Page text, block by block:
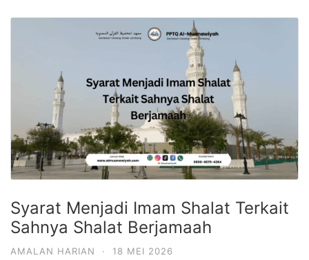
Syarat Menjadi Imam Shalat Terkait
Sahnya Shalat Berjamaah
AMALAN HARIAN · 18 MEI 2026